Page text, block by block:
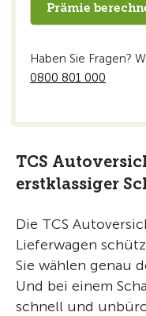
Prämie
Haben Sie Fragen?
0800 801 000
TCS
erstklassiger
Die TCS
Lieferwagen
Sie wählen genau
Und bei einem
schnell und